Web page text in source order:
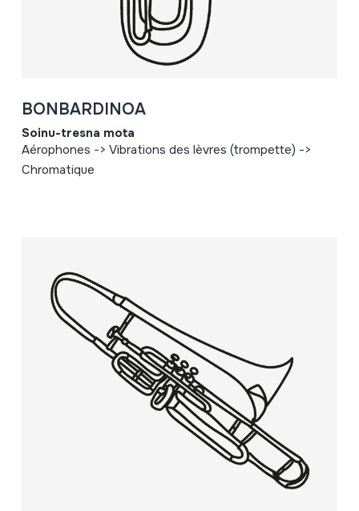
BONBARDINOA
Soinu-tresna mota
Aérophones -> Vibrations des lèvres (trompette) ->
Chromatique